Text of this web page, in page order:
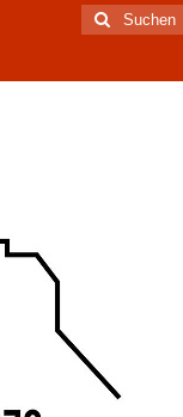
Suchen
nach: